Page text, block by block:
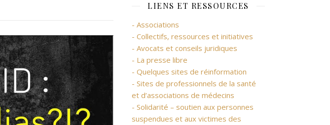
LIENS ET RESSOURCES
- Associations
- Collectifs, ressources et initiatives
- Avocats et conseils juridiques
- La presse libre
- Quelques sites de réinformation
- Sites de professionnels de la santé
et d’associations de médecins
- Solidarité – soutien aux personnes
suspendues et aux victimes des